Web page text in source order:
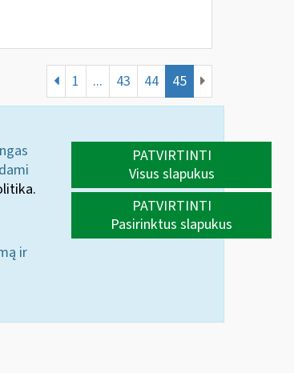
1 ... 43 44 45
ir
PATVIRTINTI
Visus slapukus
PATVIRTINTI
Pasirinktus slapukus